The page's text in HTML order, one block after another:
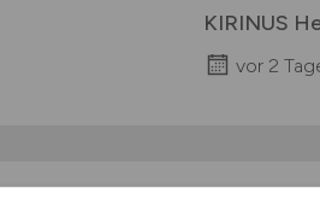
KIRINUS
vor 2